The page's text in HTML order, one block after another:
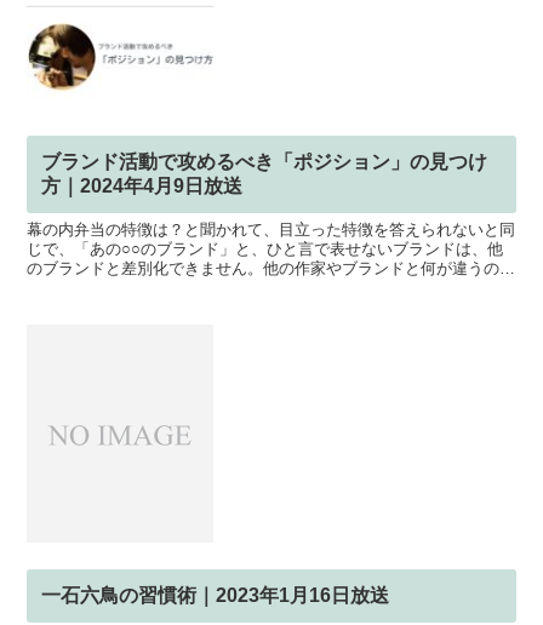
ブランド活動で攻めるべき「ポジション」の見つけ
方｜2024年4月9日放送
幕の内弁当の特徴は？と聞かれて、目立った特徴を答えられないと同
じで、「あの○○のブランド」と、ひと言で表せないブランドは、他
のブランドと差別化できません。他の作家やブランドと何が違うの
一石六鳥の習慣術｜2023年1月16日放送